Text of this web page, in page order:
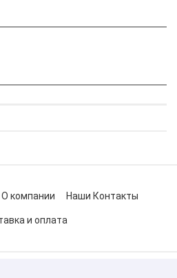
О компании Наши Контакты
и оплата